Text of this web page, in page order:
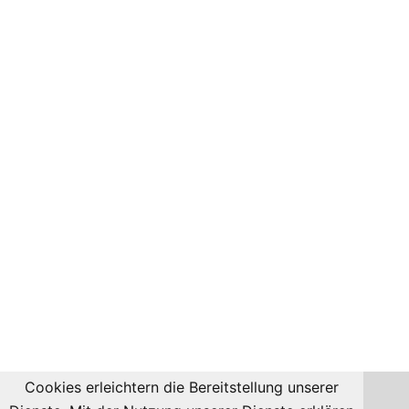
Cookies erleichtern die Bereitstellung unserer